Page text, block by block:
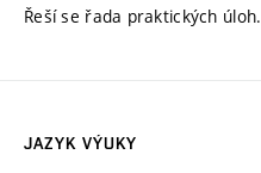
Řeší se řada praktických úloh.
JAZYK VÝUKY